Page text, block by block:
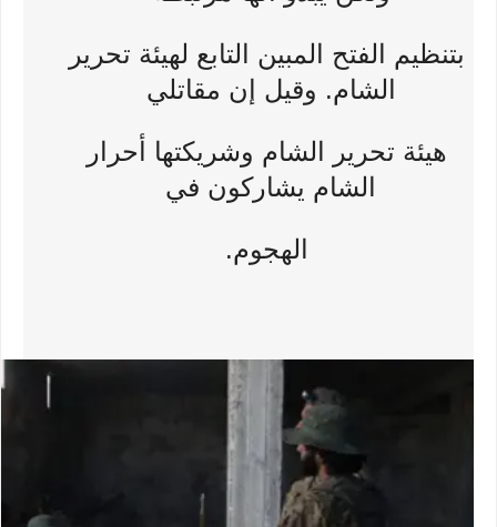
بتنظيم الفتح المبين التابع لهيئة تحرير
الشام. وقيل إن مقاتلي
هيئة تحرير الشام وشريكتها أحرار
الشام يشاركون في
الهجوم.